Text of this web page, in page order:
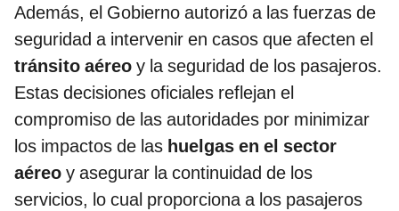
Además, el Gobierno autorizó a las fuerzas de
seguridad a intervenir en casos que afecten el
tránsito aéreo y la seguridad de los pasajeros.
Estas decisiones oficiales reflejan el
compromiso de las autoridades por minimizar
los impactos de las huelgas en el sector
aéreo y asegurar la continuidad de los
servicios, lo cual proporciona a los pasajeros